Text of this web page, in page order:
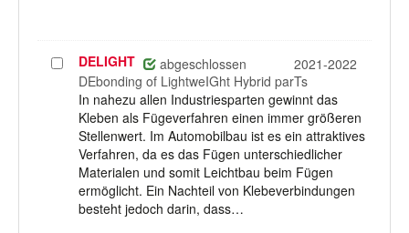
Projekt
auswählen
DELIGHT abgeschlossen
2021-2022
DEbonding of LightweIGht Hybrid parTs
In nahezu allen Industriesparten gewinnt das
Kleben als Fügeverfahren einen immer größeren
Stellenwert. Im Automobilbau ist es ein attraktives
Verfahren, da es das Fügen unterschiedlicher
Materialen und somit Leichtbau beim Fügen
ermöglicht. Ein Nachteil von Klebeverbindungen
besteht jedoch darin, dass…